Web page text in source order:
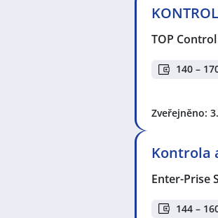
TOP
140 –
Zveřejněno:
Kontrola
Enter-Prise
144 –